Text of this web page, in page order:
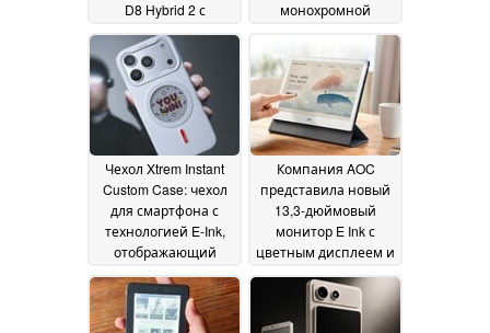
D8 Hybrid 2 с
хранения до 152 ТБ
24 July 2026
монохромной
появилась более
доступная версия
July 2026
Чехол Xtrem Instant
Custom Case: чехол
для смартфона с
технологией E-Ink,
отображающий
постоянного
питания17 July 2026
Компания AOC
представила новый
13,3-дюймовый
монитор E Ink с
цветным дисплеем и
16
July 2026